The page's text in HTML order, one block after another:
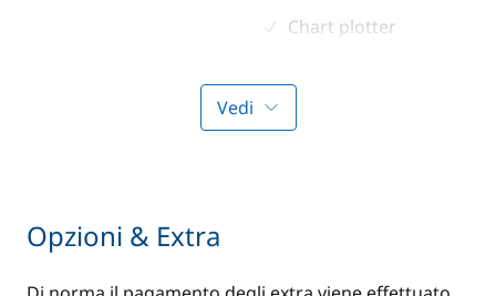
Chart plotter
Deck equipment
Vedi
Opzioni & Extra